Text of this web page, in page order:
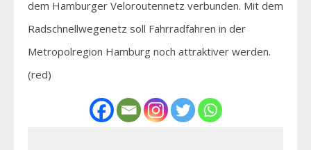
dem Hamburger Veloroutennetz verbunden. Mit dem
Radschnellwegenetz soll Fahrradfahren in der
Metropolregion Hamburg noch attraktiver werden.
(red)